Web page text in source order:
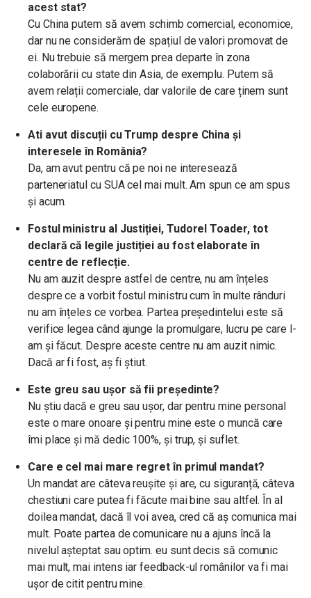
acest stat?
Cu China putem să avem schimb comercial, economice,
dar nu ne considerăm de spațiul de valori promovat de
ei. Nu trebuie să mergem prea departe în zona
colaborării cu state din Asia, de exemplu. Putem să
avem relații comerciale, dar valorile de care ținem sunt
cele europene.
Ati avut discuții cu Trump despre China și
interesele în România?
Da, am avut pentru că pe noi ne interesează
parteneriatul cu SUA cel mai mult. Am spun ce am spus
și acum.
Fostul ministru al Justiției, Tudorel Toader, tot
declară că legile justiției au fost elaborate în
centre de reflecție.
Nu am auzit despre astfel de centre, nu am înțeles
despre ce a vorbit fostul ministru cum în multe rânduri
nu am înțeles ce vorbea. Partea președintelui este să
verifice legea când ajunge la promulgare, lucru pe care l-
am și făcut. Despre aceste centre nu am auzit nimic.
Dacă ar fi fost, aș fi știut.
Este greu sau ușor să fii președinte?
Nu știu dacă e greu sau ușor, dar pentru mine personal
este o mare onoare și pentru mine este o muncă care
îmi place și mă dedic 100%, și trup, și suflet.
Care e cel mai mare regret în primul mandat?
Un mandat are câteva reușite și are, cu siguranță, câteva
chestiuni care putea fi făcute mai bine sau altfel. În al
doilea mandat, dacă îl voi avea, cred că aș comunica mai
mult. Poate partea de comunicare nu a ajuns încă la
nivelul așteptat sau optim. eu sunt decis să comunic
mai mult, mai intens iar feedback-ul românilor va fi mai
ușor de citit pentru mine.